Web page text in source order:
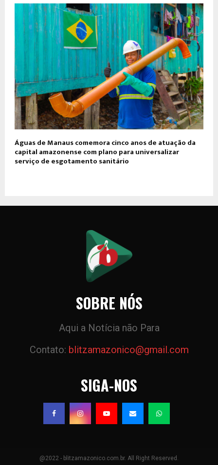
Águas de Manaus comemora cinco anos de atuação da
capital amazonense com plano para universalizar
serviço de esgotamento sanitário
SOBRE NÓS
Aqui a Notícia não Para
Contato: blitzamazonico@gmail.com
SIGA-NOS
@2022 - blitzamazonico.com.br. All Right Reserved.